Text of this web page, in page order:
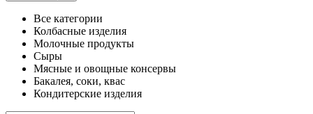
Все категории
Колбасные изделия
Молочные продукты
Сыры
Мясные и овощные консервы
Бакалея, соки, квас
Кондитерские изделия